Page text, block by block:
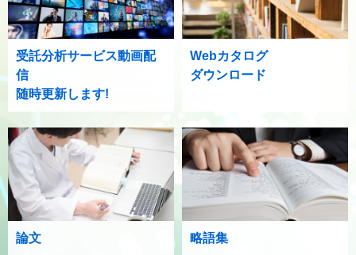
受託分析サービス動画配
信
随時更新します!
Webカタログ
ダウンロード
論文 略語集